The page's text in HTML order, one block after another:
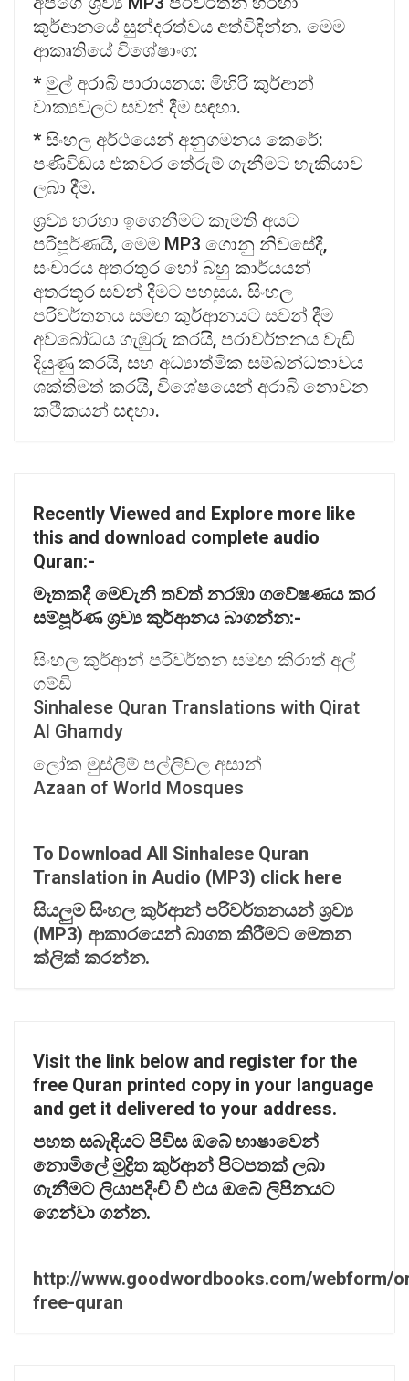
කුර්ආනයේ සුන්දරත්වය අත්විඳින්න. මෙම
ආකෘතියේ විශේෂාංග:
* මුල් අරාබි පාරායනය: මිහිරි කුර්ආන්
වාක්‍යවලට සවන් දීම සඳහා.
* සිංහල අර්ථයෙන් අනුගමනය කෙරේ:
පණිවිඩය එකවර තේරුම් ගැනීමට හැකියාව
ලබා දීම.
ශ්‍රව්‍ය හරහා ඉගෙනීමට කැමති අයට
පරිපූර්ණයි, මෙම MP3 ගොනු නිවසේදී,
සංචාරය අතරතුර හෝ බහු කාර්යයන්
අතරතුර සවන් දීමට පහසුය. සිංහල
පරිවර්තනය සමඟ කුර්ආනයට සවන් දීම
අවබෝධය ගැඹුරු කරයි, පරාවර්තනය වැඩි
දියුණු කරයි, සහ අධ්‍යාත්මික සම්බන්ධතාවය
ශක්තිමත් කරයි, විශේෂයෙන් අරාබි නොවන
කථිකයන් සඳහා.
Recently Viewed and Explore more like
this and download complete audio
Quran:-
මෑතකදීමෙවැනි තවත් නරඹා ගවේෂණයකර
සම්පූර්ණශ්‍රව්‍ කුර්ආනයබාගන්න:-
සිංහල කුර්ආන් පරිවර්තන සමඟ කිරාත් අල්
ගම්ඩි
Sinhalese Quran Translations with Qirat
Al Ghamdy
ලෝක මුස්ලිම් පල්ලිවල අසාන්
Azaan of World Mosques
To Download All Sinhalese Quran
Translation in Audio (MP3) click here
සියලුමසිංහල කුර්ආන් පරිවර්තනයන් ශ්‍රව්‍
(MP3) ආකාරයෙන් බාගත කිරීමටමෙතන
ක්ලික් කරන්න.
Visit the link below and register for the
free Quran printed copy in your language
and get it delivered to your address.
පහත සබැඳියටපිවිසඔබේභාෂාවෙන්
නොමිලේමුද්‍රිත කුර්ආන් පිටපතක් ලබා
ගැනීමටලියාපදිංචිවීඑයඔබේලිපිනයට
ගෙන්වා ගන්න.
http://www.goodwordbooks.com/webform/
free-quran